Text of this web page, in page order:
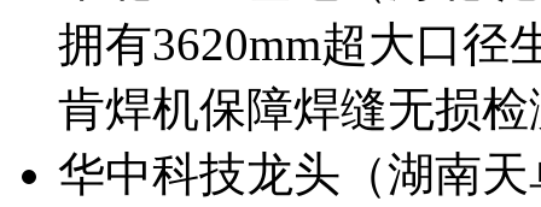
拥有3620mm超大口径
肯焊机保障焊缝无损
华中科技龙头（湖南